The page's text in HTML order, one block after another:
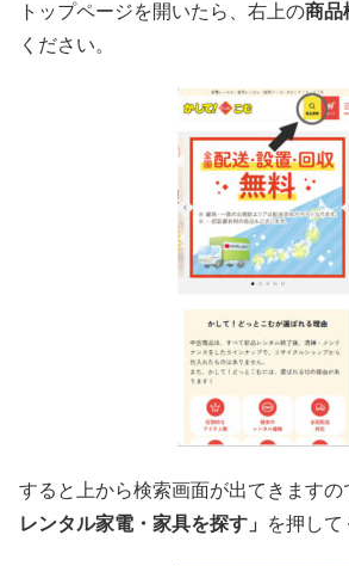
トップページを開いたら、右上の商品
ください。
すると上から検索画面が出てきますの
レンタル家電・家具を探す」
を押して